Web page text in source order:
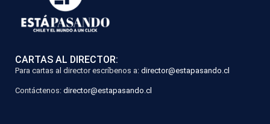
CARTAS AL DIRECTOR:
Para cartas al director escríbenos a: director@estapasando.cl
Contáctenos: director@estapasando.cl